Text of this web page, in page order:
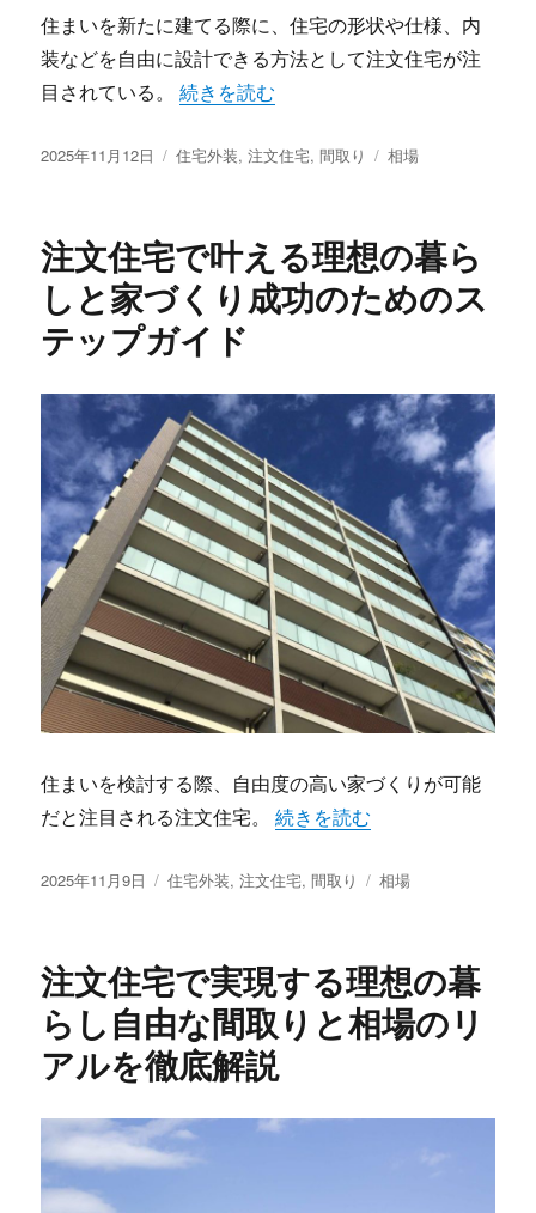
住まいを新たに建てる際に、住宅の形状や仕様、内
装などを自由に設計できる方法として注文住宅が注
目されている。“注文住宅で実現する理想の住まいづく
続きを読む
投
2025年11月12日
カ
ー
住宅外装,注文住宅,間取り
タ
相場
注文住宅で叶える理想の暮ら
しと家づくり成功のためのス
テップガイド
住まいを検討する際、自由度の高い家づくりが可能
だと注目される注文住宅。“注文住宅で叶える理想の暮
続きを読む
投
2025年11月9日
カ
ー
住宅外装,注文住宅,間取り
タ
相場
注文住宅で実現する理想の暮
らし自由な間取りと相場のリ
アルを徹底解説